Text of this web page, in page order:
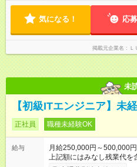
す！ 【試用期間】試用期間あり 試用期間の長さ：6ヶ月 ※ 雇用
形態と給与に、本採用時
中途採用（契約社員） 給
なし残業代を含みます。※
別途支給いたします ※研
やサウナなど、 趣味の時
気になる！ 応
掲載元企業名 Ｌ
未
【初級ITエンジニア】未
正社員 職種未経験OK
給与
月給250,000円～500,000円
上記額にはみなし残業代を